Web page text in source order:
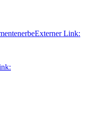
Externer Link: